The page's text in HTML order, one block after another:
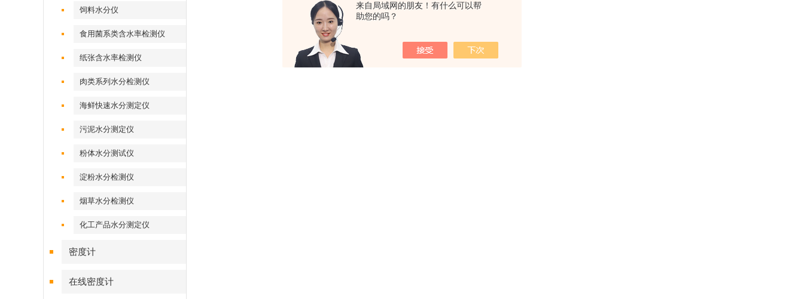
来自局域网的朋友！有什么可以帮
助您的吗？
饲料水分仪
食用菌系类含水率检测仪
纸张含水率检测仪
肉类系列水分检测仪
海鲜快速水分测定仪
污泥水分测定仪
粉体水分测试仪
淀粉水分检测仪
烟草水分检测仪
化工产品水分测定仪
密度计
在线密度计